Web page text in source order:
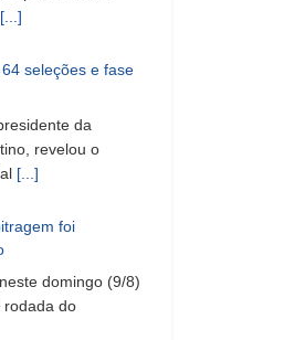
[...]
seleções e fase
da
revelou o
[...]
foi
domingo (9/8)
rodada do